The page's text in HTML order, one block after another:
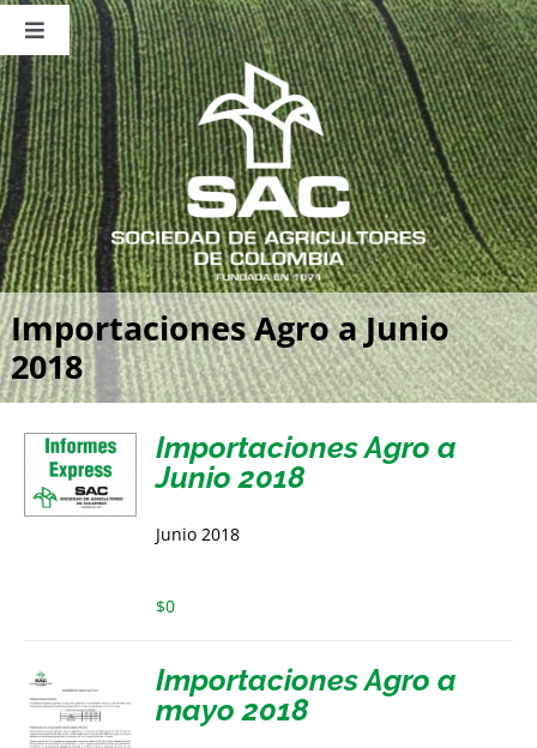
Saltar
contenido
Toggle
Navigation
Nosotros
Publicaciones
Sala de Prensa
Eventos
Importaciones Agro a Junio
2018
Importaciones Agro a
Junio 2018
Junio 2018
$0
Importaciones Agro a
mayo 2018